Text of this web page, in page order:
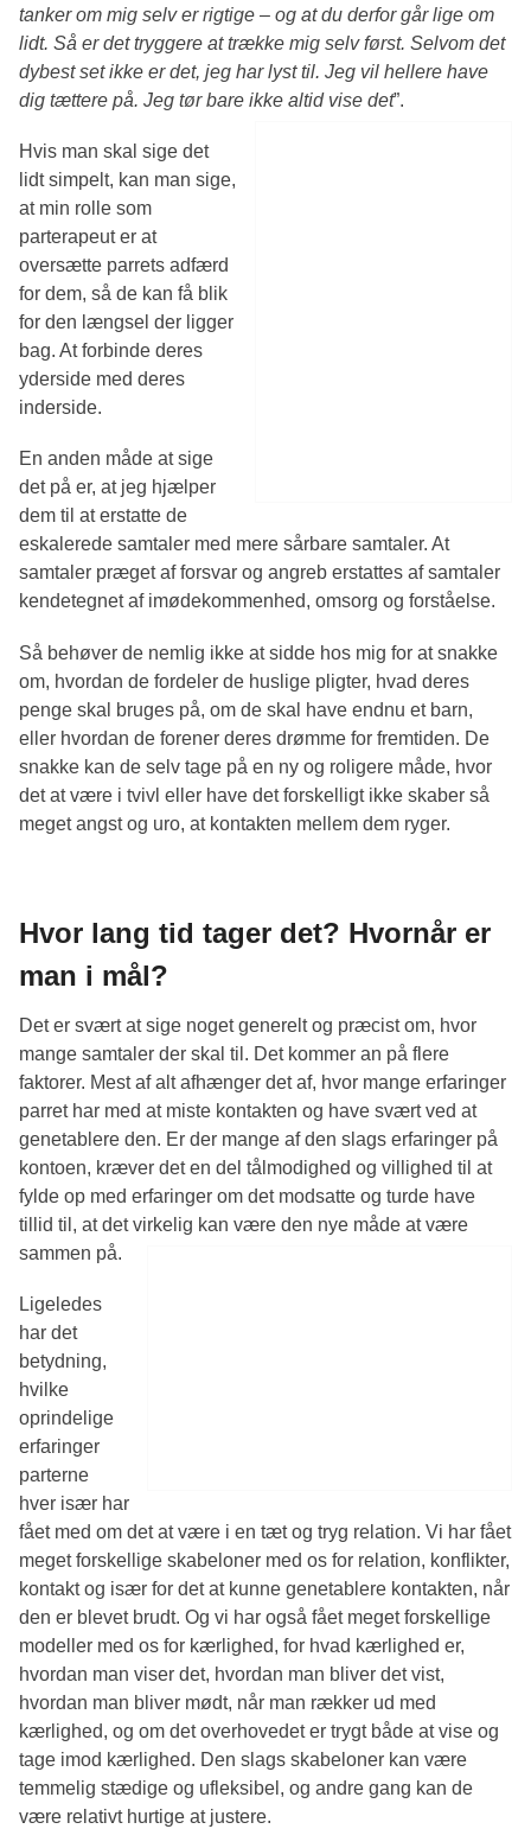
tanker om mig selv er rigtige – og at du derfor går lige om
lidt. Så er det tryggere at trække mig selv først. Selvom det
dybest set ikke er det, jeg har lyst til. Jeg vil hellere have
dig tættere på. Jeg tør bare ikke altid vise det”.
Hvis man skal sige det
lidt simpelt, kan man sige,
at min rolle som
parterapeut er at
oversætte parrets adfærd
for dem, så de kan få blik
for den længsel der ligger
bag. At forbinde deres
yderside med deres
inderside.
En anden måde at sige
det på er, at jeg hjælper
dem til at erstatte de
eskalerede samtaler med mere sårbare samtaler. At
samtaler præget af forsvar og angreb erstattes af samtaler
kendetegnet af imødekommenhed, omsorg og forståelse.
Så behøver de nemlig ikke at sidde hos mig for at snakke
om, hvordan de fordeler de huslige pligter, hvad deres
penge skal bruges på, om de skal have endnu et barn,
eller hvordan de forener deres drømme for fremtiden. De
snakke kan de selv tage på en ny og roligere måde, hvor
det at være i tvivl eller have det forskelligt ikke skaber så
meget angst og uro, at kontakten mellem dem ryger.
Hvor lang tid tager det? Hvornår er
man i mål?
Det er svært at sige noget generelt og præcist om, hvor
mange samtaler der skal til. Det kommer an på flere
faktorer. Mest af alt afhænger det af, hvor mange erfaringer
parret har med at miste kontakten og have svært ved at
genetablere den. Er der mange af den slags erfaringer på
kontoen, kræver det en del tålmodighed og villighed til at
fylde op med erfaringer om det modsatte og turde have
tillid til, at det virkelig kan være den nye måde at være
sammen på.
Ligeledes
har det
betydning,
hvilke
oprindelige
erfaringer
parterne
hver især har
fået med om det at være i en tæt og tryg relation. Vi har fået
meget forskellige skabeloner med os for relation, konflikter,
kontakt og især for det at kunne genetablere kontakten, når
den er blevet brudt. Og vi har også fået meget forskellige
modeller med os for kærlighed, for hvad kærlighed er,
hvordan man viser det, hvordan man bliver det vist,
hvordan man bliver mødt, når man rækker ud med
kærlighed, og om det overhovedet er trygt både at vise og
tage imod kærlighed. Den slags skabeloner kan være
temmelig stædige og ufleksibel, og andre gang kan de
være relativt hurtige at justere.